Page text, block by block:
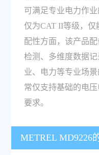
可满足专业电力作
仅为CAT II等级，
配性方面，该产品
检测、多维度数据
业、电力等专业场
常仅支持基础的电
要求。
METREL MD9226